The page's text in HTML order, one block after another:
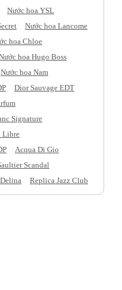
Nước hoa YSL
Nước hoa Lancome
hoa Chloe
hoa Hugo Boss
Nước hoa Nam
Dior Sauvage EDT
Signature
Libre
Acqua Di Gio
Scandal
Replica Jazz Club